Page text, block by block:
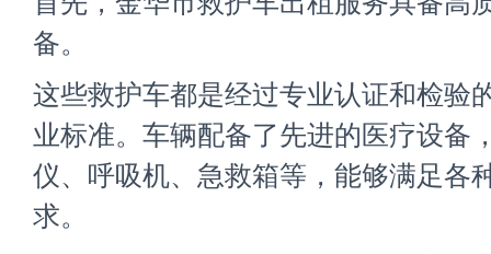
备。
这些救护车都是经过专业认证和检验
业标准。车辆配备了先进的医疗设备
仪、呼吸机、急救箱等，能够满足各
求。